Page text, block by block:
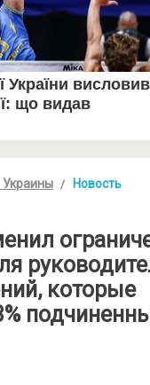
Украины Новость
которые